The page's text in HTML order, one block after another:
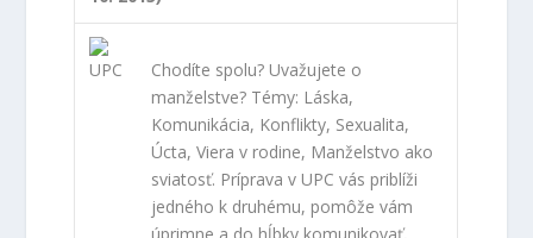
Chodíte spolu? Uvažujete o
manželstve? Témy: Láska,
Komunikácia, Konflikty, Sexualita,
Úcta, Viera v rodine, Manželstvo ako
sviatosť. Príprava v UPC vás priblíži
jedného k druhému, pomôže vám
úprimne a do hĺbky komunikovať,